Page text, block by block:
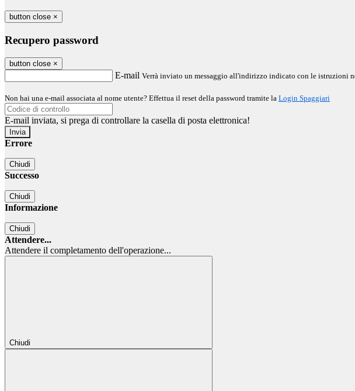
button close ×
Recupero password
button close ×
E-mail Verrà inviato un messaggio all'indirizzo indicato con le istruzioni
Non hai una e-mail associata al nome utente? Effettua il reset della password tramite la Login Spaggiari
E-mail inviata, si prega di controllare la casella di posta elettronica!
Errore
Chiudi
Successo
Chiudi
Informazione
Chiudi
Attendere...
Attendere il completamento dell'operazione...
Chiudi